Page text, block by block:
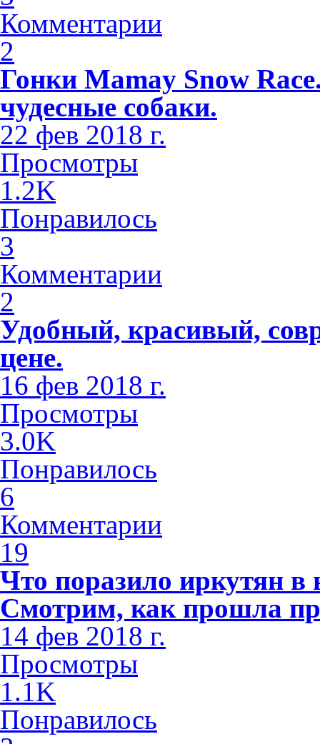
Комментарии
2
Гонки Mamay Snow
чудесные собаки.
22 фев 2018 г.
Просмотры
1.2K
Понравилось
3
Комментарии
2
Удобный, красивый,
цене.
16 фев 2018 г.
Просмотры
3.0K
Понравилось
6
Комментарии
19
Что поразило иркутян
Смотрим, как прошла
14 фев 2018 г.
Просмотры
1.1K
Понравилось